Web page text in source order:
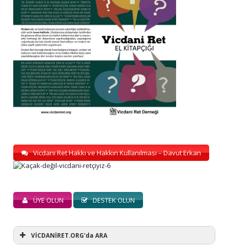
Vicdani Ret Hakkı ve Hakkın Kullanılması – Davut Erkan
ÜYE OLUN DESTEK OLUN
VİCDANİRET.ORG'da ARA